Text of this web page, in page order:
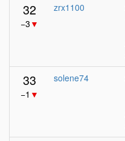
32
−3 ▼
zrx1100
33
−1 ▼
solene74